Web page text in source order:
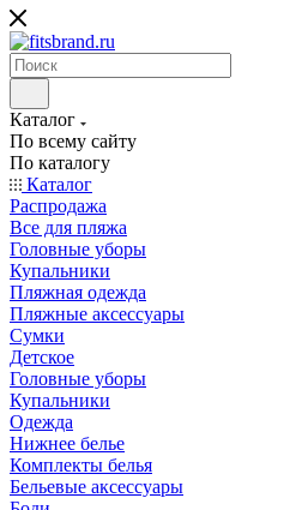
Каталог
По всему сайту
По каталогу
Каталог
Распродажа
Все для пляжа
Головные уборы
Купальники
Пляжная одежда
Пляжные аксессуары
Сумки
Детское
Головные уборы
Купальники
Одежда
Нижнее белье
Комплекты белья
Бельевые аксессуары